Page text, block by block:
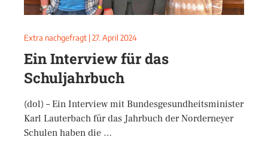
Extra nachgefragt | 27. April 2024
Ein Interview für das
Schuljahrbuch
(dol) – Ein Interview mit Bundesgesundheitsminister
Karl Lauterbach für das Jahrbuch der Norderneyer
Schulen haben die …